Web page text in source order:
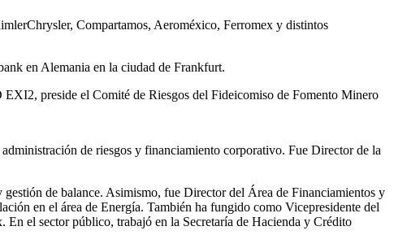
Compartamos, Aeroméxico, Ferromex y distintos
en Alemania en la ciudad de Frankfurt.
preside el Comité de Riesgos del Fideicomiso de Fomento Minero
de riesgos y financiamiento corporativo. Fue Director de la
de balance. Asimismo, fue Director del Área de Financiamientos y
en el área de Energía. También ha fungido como Vicepresidente del
el sector público, trabajó en la Secretaría de Hacienda y Crédito